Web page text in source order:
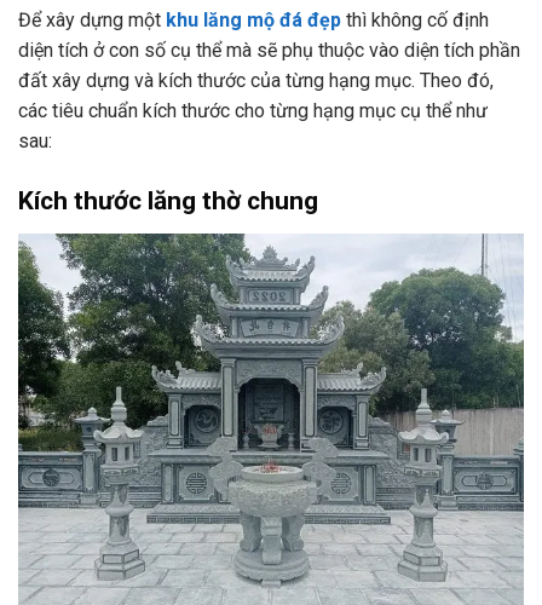
Để xây dựng một khu lăng mộ đá đẹp thì không cố định
diện tích ở con số cụ thể mà sẽ phụ thuộc vào diện tích phần
đất xây dựng và kích thước của từng hạng mục. Theo đó,
các tiêu chuẩn kích thước cho từng hạng mục cụ thể như
sau:
Kích thước lăng thờ chung